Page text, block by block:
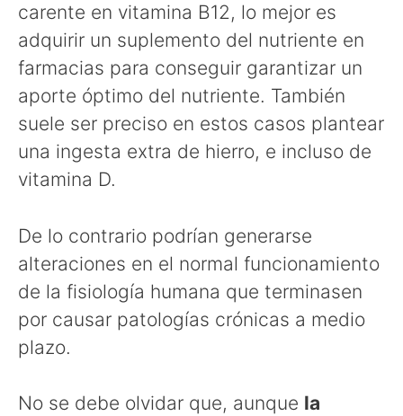
carente en vitamina B12, lo mejor es
adquirir un suplemento del nutriente en
farmacias para conseguir garantizar un
aporte óptimo del nutriente. También
suele ser preciso en estos casos plantear
una ingesta extra de hierro, e incluso de
vitamina D.
De lo contrario podrían generarse
alteraciones en el normal funcionamiento
de la fisiología humana que terminasen
por causar patologías crónicas a medio
plazo.
No se debe olvidar que, aunque la